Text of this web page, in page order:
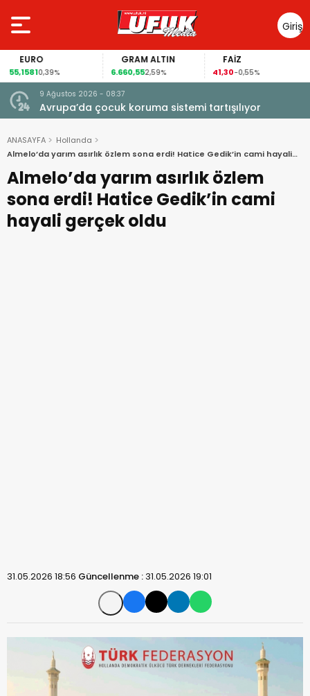
Giriş
Yap
EURO
55,15810,39%
GRAM ALTIN
6.660,552,59%
FAİZ
41,30-0,55%
9 Ağustos 2026 - 08:37
Avrupa’da çocuk koruma sistemi tartışılıyor
ANASAYFA
Hollanda
Almelo’da yarım asırlık özlem sona erdi! Hatice Gedik’in cami hayali
gerçek oldu
Almelo’da yarım asırlık özlem
sona erdi! Hatice Gedik’in cami
hayali gerçek oldu
31.05.2026 18:56 Güncellenme :31.05.2026 19:01